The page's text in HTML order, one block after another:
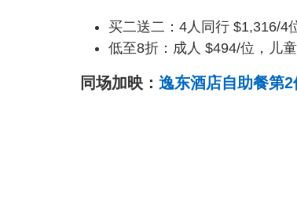
买二送二：4人同行 $1,316/4
低至8折：成人 $494/位，儿
同场加映： 逸东酒店自助餐第